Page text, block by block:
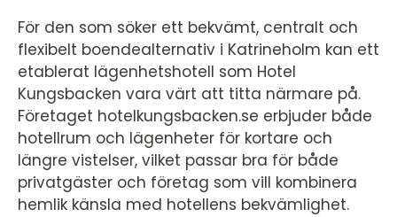
För den som söker ett bekvämt, centralt och
flexibelt boendealternativ i Katrineholm kan ett
etablerat lägenhetshotell som Hotel
Kungsbacken vara värt att titta närmare på.
Företaget hotelkungsbacken.se erbjuder både
hotellrum och lägenheter för kortare och
längre vistelser, vilket passar bra för både
privatgäster och företag som vill kombinera
hemlik känsla med hotellens bekvämlighet.